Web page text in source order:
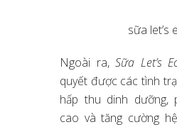
sữa let’s
Ngoài ra,Sữa Let’s
quyết được các tình
hấp thu dinh dưỡng,
cao và tăng cường